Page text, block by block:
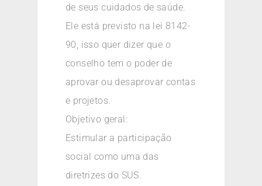
de seus cuidados de saúde.
Ele está previsto na lei 8142-
90, isso quer dizer que o
conselho tem o poder de
aprovar ou desaprovar contas
e projetos.
Objetivo geral:
Estimular a participação
social como uma das
diretrizes do SUS.